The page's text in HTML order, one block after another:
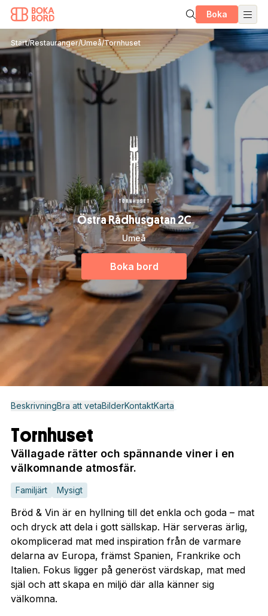
Boka
Start/Restauranger/Umeå/Tornhuset
Östra Rådhusgatan 2C
Umeå
Boka bord
BeskrivningBra att vetaBilderKontaktKarta
Tornhuset
Vällagade rätter och spännande viner i en
välkomnande atmosfär.
Familjärt Mysigt
Bröd & Vin är en hyllning till det enkla och goda – mat
och dryck att dela i gott sällskap. Här serveras ärlig,
okomplicerad mat med inspiration från de varmare
delarna av Europa, främst Spanien, Frankrike och
Italien. Fokus ligger på generöst värdskap, mat med
själ och att skapa en miljö där alla känner sig
välkomna.